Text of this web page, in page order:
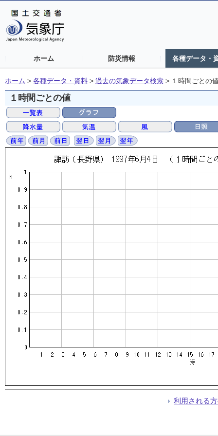
ホーム 防災情報 各種データ・
ホーム > 各種データ・資料 > 過去の気象データ検索 > １時間ごとの
１時間ごとの値
利用される